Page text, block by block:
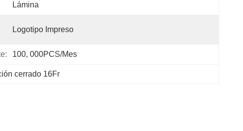
Lámina
Logotipo Impreso
100, 000PCS/mes
cerrado 16Fr